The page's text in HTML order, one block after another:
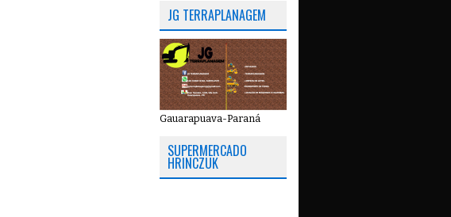
JG TERRAPLANAGEM
Gauarapuava-Paraná
SUPERMERCADO
HRINCZUK